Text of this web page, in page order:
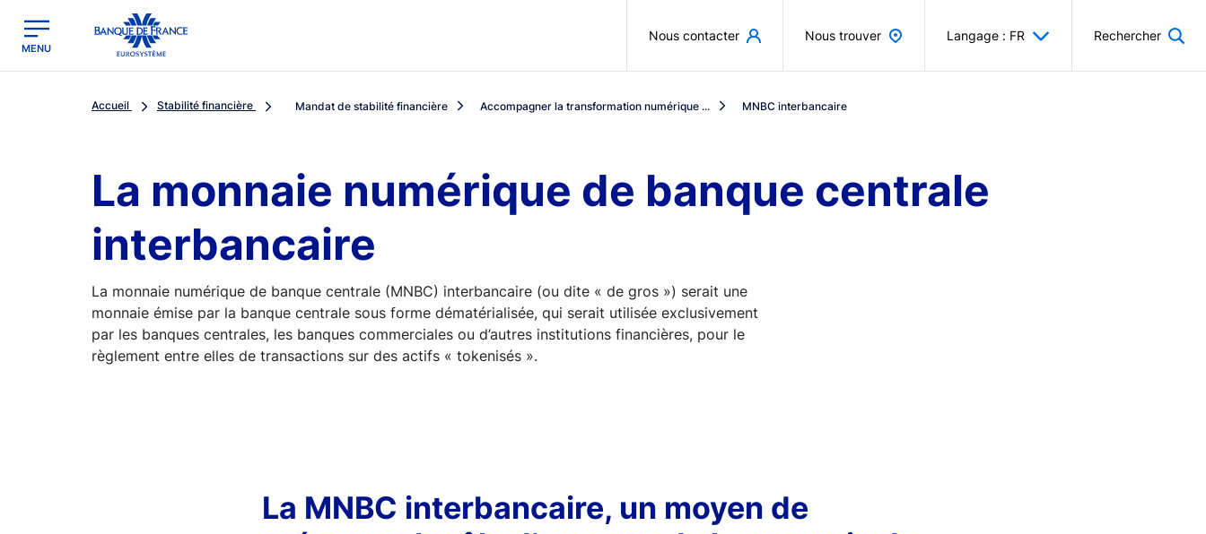
Banque de France - Menu Principal
MENU
Nous contacter Nous trouver Langage : FR Rechercher
Accueil Stabilité financière Mandat de stabilité financière Accompagner la transformation numérique ... MNBC interbancaire
La monnaie numérique de banque centrale
interbancaire
La monnaie numérique de banque centrale (MNBC) interbancaire (ou dite « de gros ») serait une
monnaie émise par la banque centrale sous forme dématérialisée, qui serait utilisée exclusivement
par les banques centrales, les banques commerciales ou d’autres institutions financières, pour le
règlement entre elles de transactions sur des actifs « tokenisés ».
La MNBC interbancaire, un moyen de